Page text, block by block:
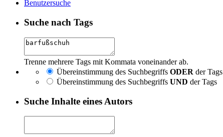
Benutzersuche
Suche nach Tags
Trenne mehrere Tags mit Kommata voneinander ab.
Übereinstimmung des Suchbegriffs ODER der Tags
Übereinstimmung des Suchbegriffs UND der Tags
Suche Inhalte eines Autors